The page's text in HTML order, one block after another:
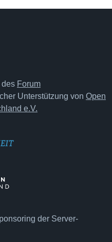
des Forum
Unterstützung von Open
e.V.
der Server-